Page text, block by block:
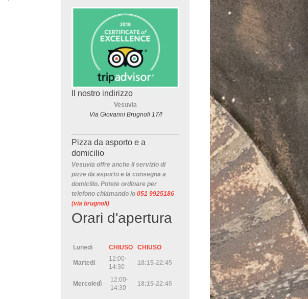
Il nostro indirizzo
Vesuvia
Via Giovanni Brugnoli 17/f
Pizza da asporto e a
domicilio
Vesuvia offre anche il servizio di
pizze da asporto e la consegna a
domicilio. Potete ordinare per
telefono chiamando lo051 9925186
(via brugnoli)
Orari d'apertura
Lunedi CHIUSO CHIUSO
Martedi
12:00-
14:30
18:15-22:45
Mercoledì
12:00-
14:30
18:15-22:45